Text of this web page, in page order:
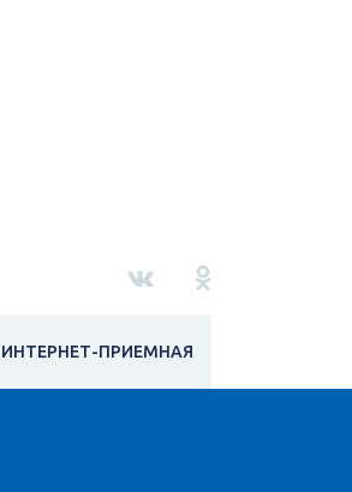
ИНТЕРНЕТ-ПРИЕМНАЯ